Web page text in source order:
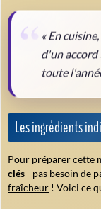
« En
d'un
toute
Les ingrédients
Pour préparer cette
clés- pas besoin de
fraîcheur ! Voici ce